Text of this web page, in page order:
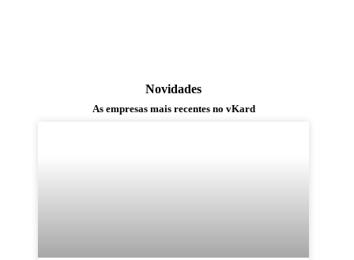
Novidades
As empresas mais recentes no vKard